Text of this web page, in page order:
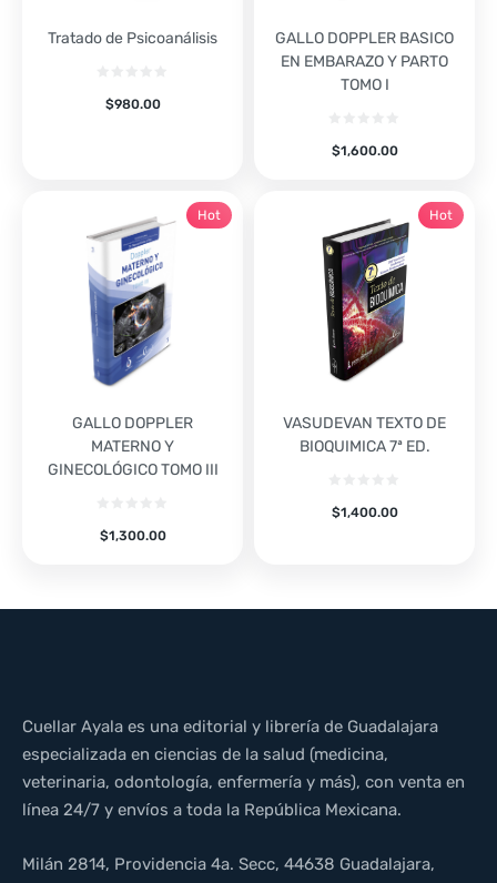
Tratado de Psicoanálisis
$980.00
GALLO DOPPLER BASICO
EN EMBARAZO Y PARTO
TOMO I
$1,600.00
GALLO DOPPLER
MATERNO Y
GINECOLÓGICO TOMO III
$1,300.00
Hot
VASUDEVAN TEXTO DE
BIOQUIMICA 7ª ED.
$1,400.00
Hot
Cuellar Ayala es una editorial y librería de Guadalajara
especializada en ciencias de la salud (medicina,
veterinaria, odontología, enfermería y más), con venta en
línea 24/7 y envíos a toda la República Mexicana.
Milán 2814, Providencia 4a. Secc, 44638 Guadalajara,